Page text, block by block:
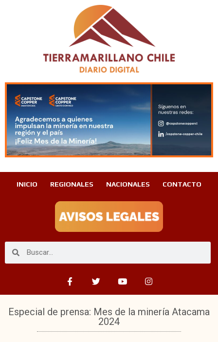
INICIO REGIONALES NACIONALES CONTACTO
Especial de prensa: Mes de la minería Atacama
2024